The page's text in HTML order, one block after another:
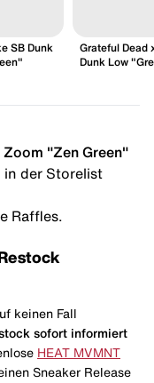
SB Dunk
Grateful Dead
Dunk Low
Zoom "Zen Green"
in der Storelist
Raffles.
keinen Fall
sofort informiert
HEAT MVMNT
Sneaker Release